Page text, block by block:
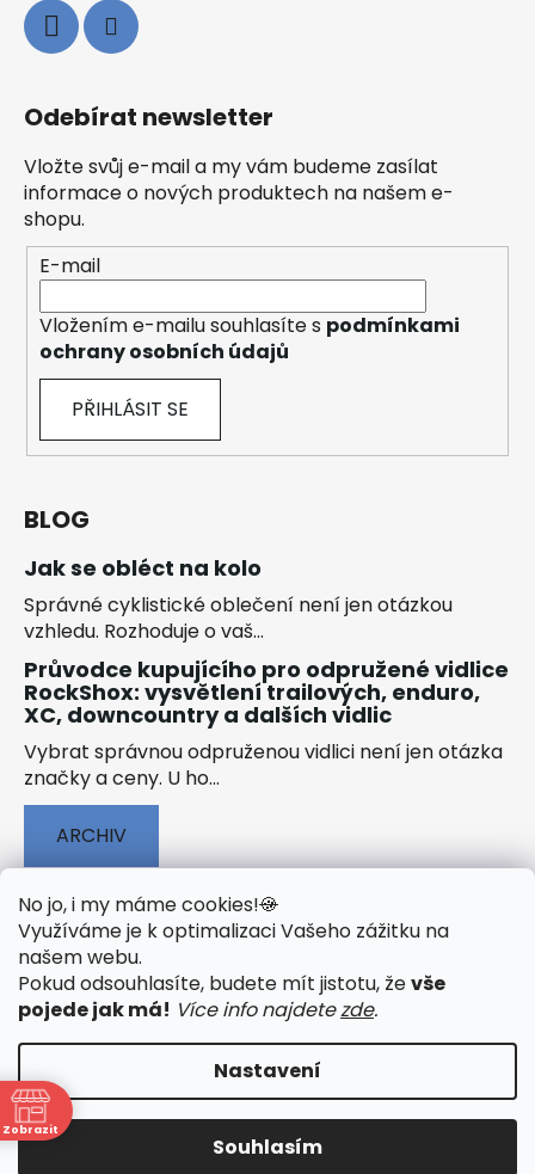
No jo, i my máme cookies!🍪
Využíváme je k optimalizaci Vašeho zážitku na
našem webu.
Pokud odsouhlasíte, budete mít jistotu, ževše
pojede jak má! Více info najdetezde.
Nastavení
Souhlasím
Odebírat newsletter
Vložte svůj e-mail a my vám budeme zasílat
informace o nových produktech na našem e-
shopu.
E-mail
Vložením e-mailu souhlasíte s podmínkami
ochrany osobních údajů
PŘIHLÁSIT SE
BLOG
Jak se obléct na kolo
Správné cyklistické oblečení není jen otázkou
vzhledu. Rozhoduje o vaš...
Průvodce kupujícího pro odpružené vidlice
RockShox: vysvětlení trailových, enduro,
XC, downcountry a dalších vidlic
Vybrat správnou odpruženou vidlici není jen otázka
značky a ceny. U ho...
ARCHIV
🟢 TECHNOLOGIE
🟢 O ELEKTROKOLECH
🟢 NÁVODY KE STAŽENÍ
Vytvořil Shoptet&PekneWeby
JumpSport.cz
Zobrazit